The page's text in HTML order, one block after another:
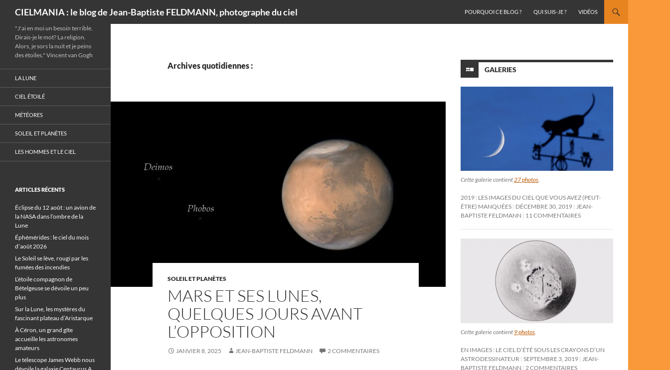
CIELMANIA : le blog de Jean-Baptiste FELDMANN, photographe du ciel
POURQUOI CE BLOG ?
QUI SUIS-JE ? VIDÉOS
Archives quotidiennes :
SOLEIL ET PLANÈTES
MARS ET SES LUNES,
QUELQUES JOURS AVANT
L’OPPOSITION
JANVIER 8, 2025 JEAN-BAPTISTE FELDMANN 2 COMMENTAIRES
GALERIES
Cette galerie contient27 photos.
2019 : LES IMAGES DU CIEL QUE VOUS AVEZ (PEUT-
ÊTRE) MANQUÉES DÉCEMBRE 30, 2019 JEAN-
BAPTISTE FELDMANN
11 COMMENTAIRES
Cette galerie contient 9 photos
EN IMAGES : LE CIEL D’ÉTÉ SOUS LES CRAYONS D’UN
ASTRODESSINATEUR SEPTEMBRE 3, 2019
JEAN-
BAPTISTE FELDMANN
2 COMMENTAIRES
"J'ai en moi un besoin terrible.
Dirais-je le mot? La religion.
Alors, je sors la nuit et je peins
des étoiles." Vincent van Gogh
LA LUNE
CIEL ÉTOILÉ
MÉTÉORES
SOLEIL ET PLANÈTES
LES HOMMES ET LE CIEL
ARTICLES RÉCENTS
Éclipse du 12 août : un avion de
la NASA dans l’ombre de la
Lune
Éphémérides : le ciel du mois
d’août 2026
Le Soleil se lève, rougi par les
fumées des incendies
L’étoile compagnon de
Bételgeuse se dévoile un peu
plus
Sur la Lune, les mystères du
fascinant plateau d’Aristarque
À Céron, un grand gîte
accueille les astronomes
amateurs
Le télescope James Webb nous